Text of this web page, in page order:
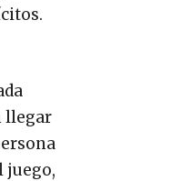
llegar
juego,